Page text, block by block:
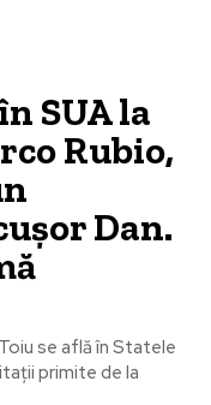
SUA la
Rubio,
Dan.
se află în Statele
primite de la